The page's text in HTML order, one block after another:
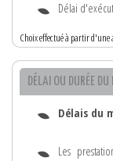
Délai
Choix effectué à partir
DÉLAI OU DURÉE DU
Délais du
Les